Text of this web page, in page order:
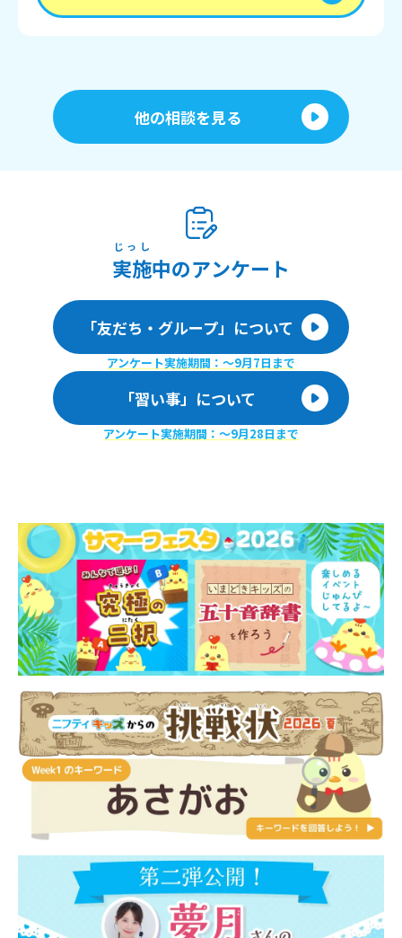
他の相談を見る
実施
じっし
中のアンケート
「友だち・グループ」について
アンケート実施期間：〜9月7日まで
「習い事」について
アンケート実施期間：〜9月28日まで